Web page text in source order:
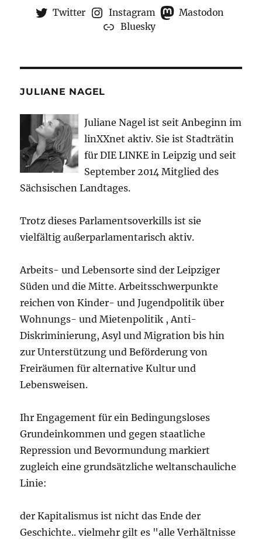
Twitter Instagram
Mastodon
Bluesky
JULIANE NAGEL
Juliane Nagel ist seitAnbeginn im
linXXnet aktiv. Sie ist Stadträtin
für DIE LINKE in Leipzig und seit
September 2014 Mitglied des
Sächsischen Landtages.
Trotz dieses Parlamentsoverkills ist sie
vielfältig außerparlamentarisch aktiv.
Arbeits- und Lebensorte sind der Leipziger
Süden und die Mitte. Arbeitsschwerpunkte
reichen von Kinder- und Jugendpolitik über
Wohnungs- und Mietenpolitik , Anti-
Diskriminierung, Asyl und Migration bis hin
zur Unterstützung und Beförderung von
Freiräumen für alternative Kultur und
Lebensweisen.
Ihr Engagement für ein Bedingungsloses
Grundeinkommen und gegen staatliche
Repression und Bevormundung markiert
zugleich eine grundsätzliche weltanschauliche
Linie:
der Kapitalismus ist nicht das Ende der
Geschichte.. vielmehr gilt es "alle Verhältnisse